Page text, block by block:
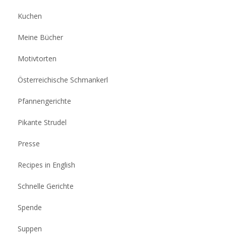
Kuchen
Meine Bücher
Motivtorten
Österreichische Schmankerl
Pfannengerichte
Pikante Strudel
Presse
Recipes in English
Schnelle Gerichte
Spende
Suppen